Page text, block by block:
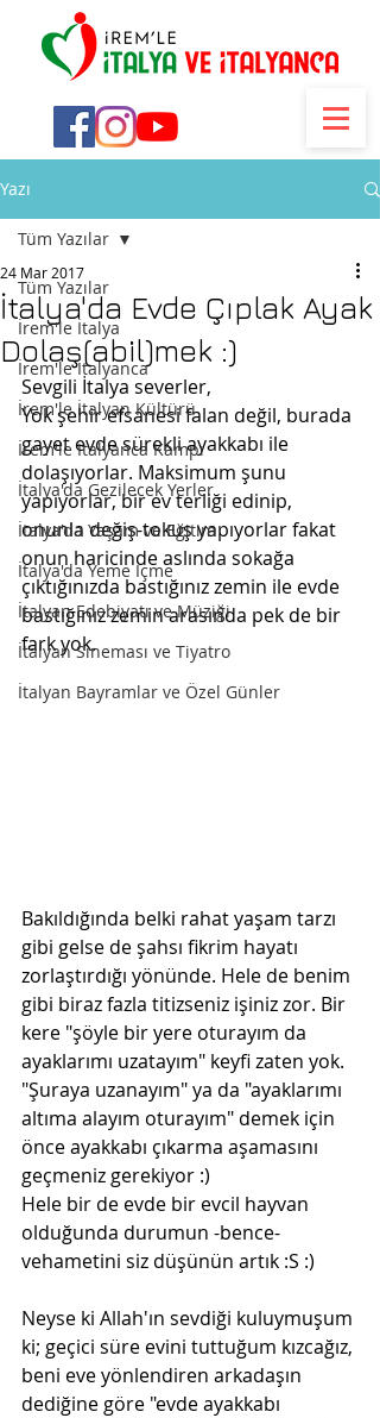
Yazı
Tüm Yazılar
İrem'le İtalya
İrem'le İtalyanca
İrem'le İtalyan Kültürü
İrem'le İtalyanca Kampı
İtalya'da Gezilecek Yerler
İtalya'da Yaşam ve Eğitim
İtalya'da Yeme İçme
İtalyan Edebiyatı ve Müziği
İtalyan Sineması ve Tiyatro
İtalyan Bayramlar ve Özel Günler
Tüm Yazılar
İtalya'da Evde Çıplak Ayak
Dolaş(abil)mek :)
24 Mar 2017
Sevgili İtalya severler,
Yok şehir efsanesi falan değil, burada
gayet evde sürekli ayakkabı ile
dolaşıyorlar. Maksimum şunu
yapıyorlar, bir ev terliği edinip,
onunla değiş-tokuş yapıyorlar fakat
onun haricinde aslında sokağa
çıktığınızda bastığınız zemin ile evde
bastığınız zemin arasında pek de bir
fark yok.
Bakıldığında belki rahat yaşam tarzı
gibi gelse de şahsı fikrim hayatı
zorlaştırdığı yönünde. Hele de benim
gibi biraz fazla titizseniz işiniz zor. Bir
kere "şöyle bir yere oturayım da
ayaklarımı uzatayım" keyfi zaten yok.
"Şuraya uzanayım" ya da "ayaklarımı
altıma alayım oturayım" demek için
önce ayakkabı çıkarma aşamasını
geçmeniz gerekiyor :)
Hele bir de evde bir evcil hayvan
olduğunda durumun -bence-
vehametini siz düşünün artık :S :)
Neyse ki Allah'ın sevdiği kuluymuşum
ki; geçici süre evini tuttuğum kızcağız,
beni eve yönlendiren arkadaşın
dediğine göre "evde ayakkabı